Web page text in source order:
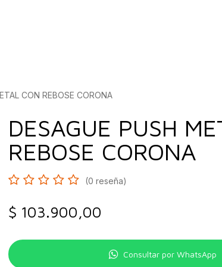
CON REBOSE CORONA
DESAGUE PUSH
REBOSE CORONA
(0 reseña)
$ 103.900,00
Consultar por WhatsApp